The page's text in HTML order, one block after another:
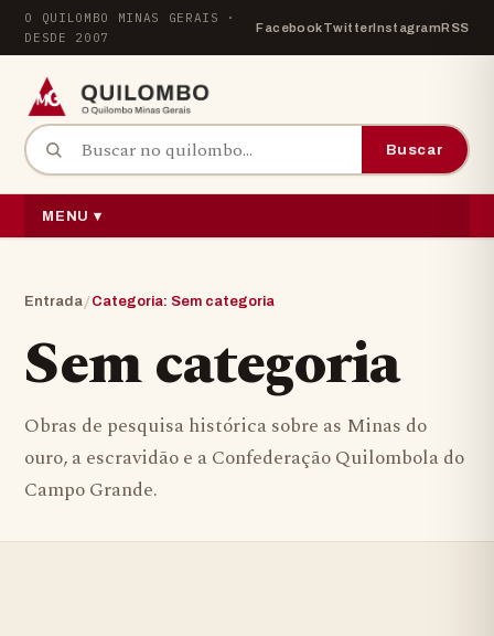
Pular para o conteúdo
O QUILOMBO MINAS GERAIS ·
DESDE 2007
FacebookTwitterInstagramRSS
Buscar por: Buscar
MENU ▾
Entrada/Categoria: Sem categoria
Sem categoria
Obras de pesquisa histórica sobre as Minas do
ouro, a escravidão e a Confederação Quilombola do
Campo Grande.